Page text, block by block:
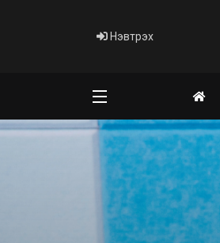
Нэвтрэх